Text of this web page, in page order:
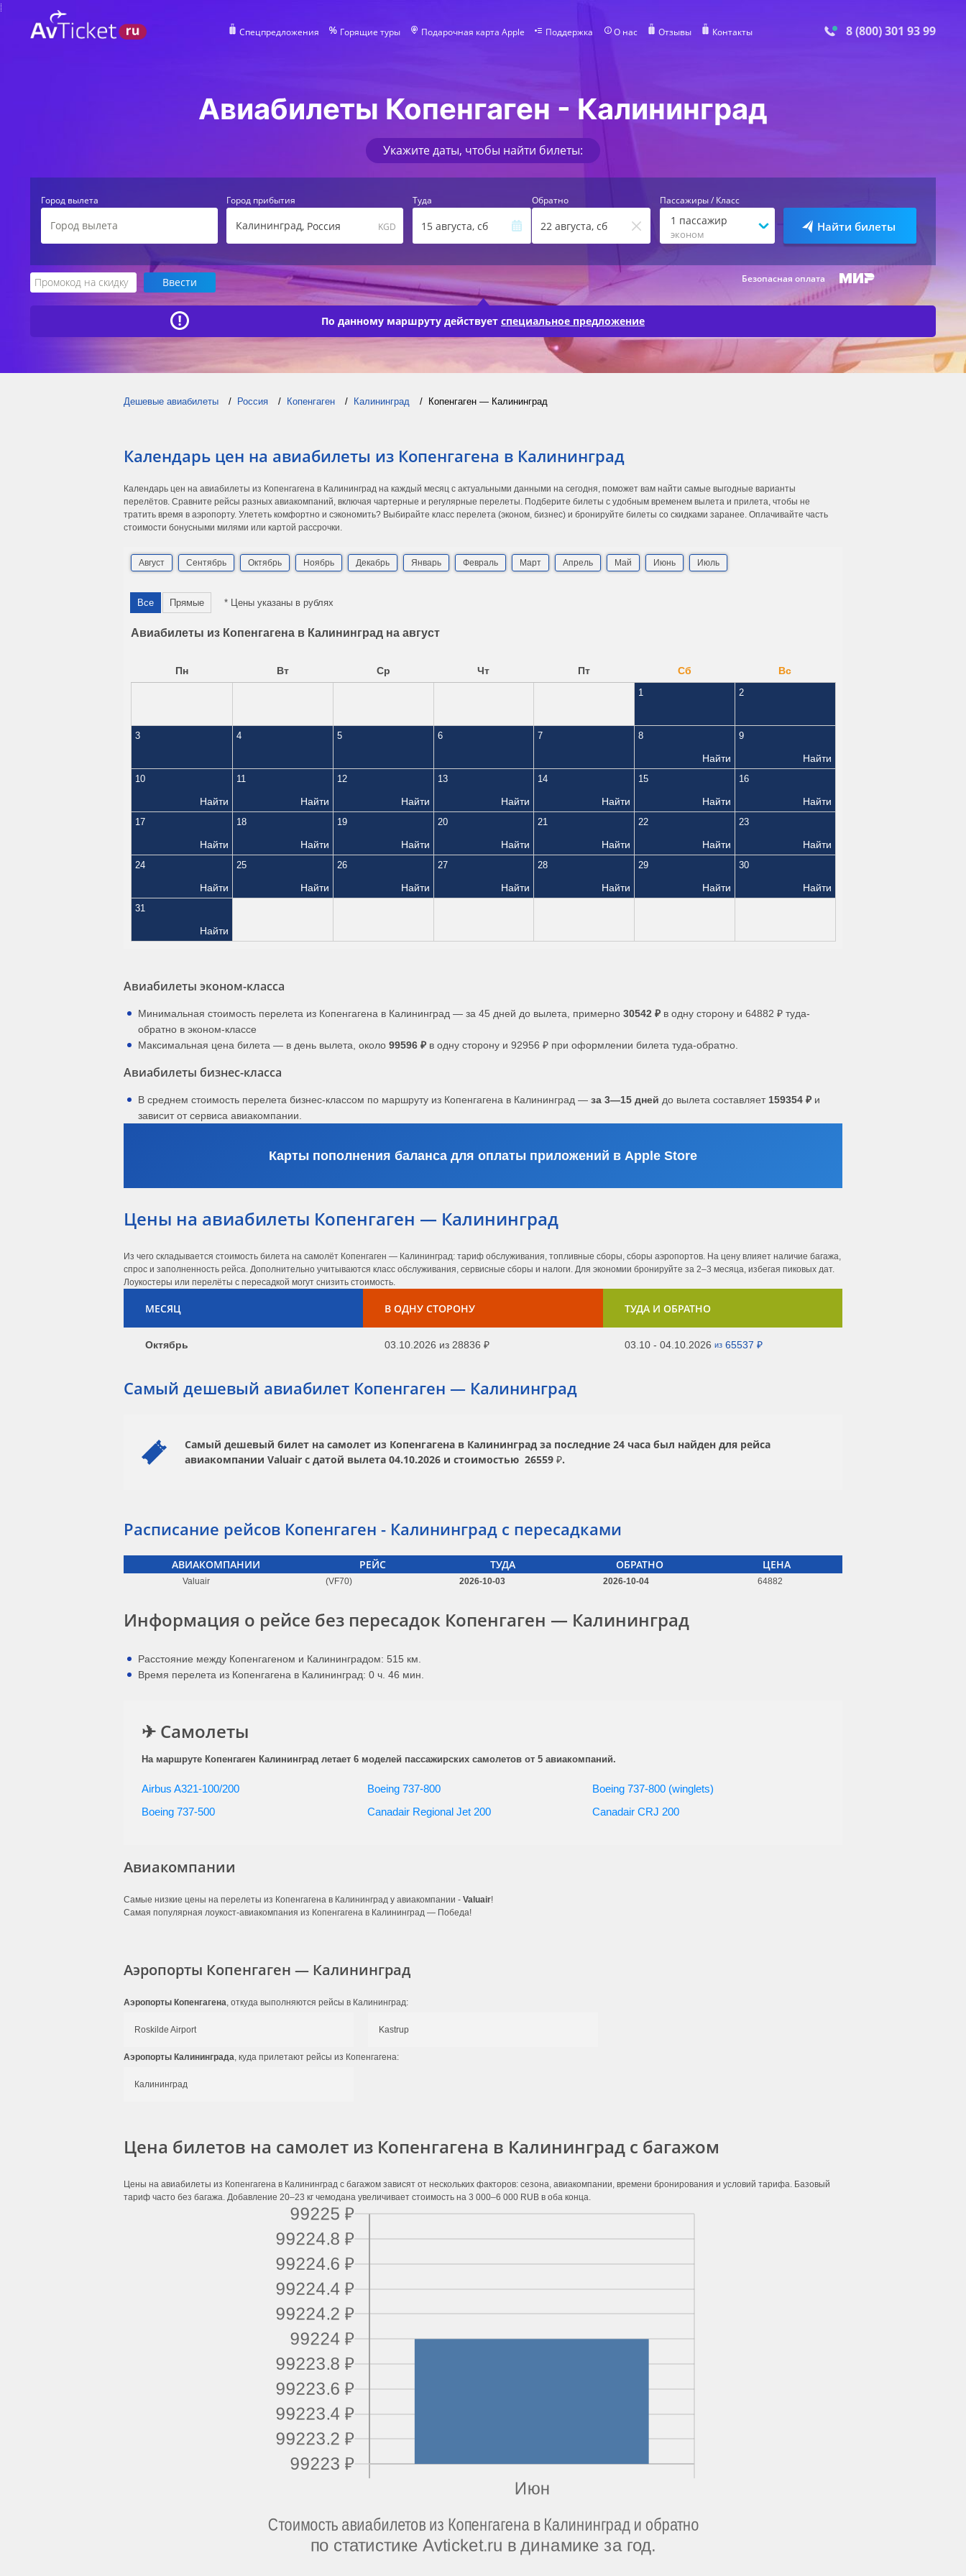
Спецпредложения Горящие туры Подарочная карта Apple Поддержка О нас Отзывы Контакты 8 (800) 301 93 99
Авиабилеты Копенгаген - Калининград
Укажите даты, чтобы найти билеты:
Город вылета Город прибытия
Калининград, Россия KGD
Туда
15 августа, сб
Обратно
22 августа, сб
Пассажиры / Класс
1 пассажир
эконом
Найти билеты
Безопасная оплата
По данному маршруту действует специальное предложение
Дешевые авиабилеты Россия Копенгаген Калининград Копенгаген — Калининград
Календарь цен на авиабилеты из Копенгагена в Калининград
Календарь цен на авиабилеты из Копенгагена в Калининград на каждый месяц с актуальными данными на сегодня, поможет вам найти самые выгодные варианты
перелётов. Сравните рейсы разных авиакомпаний, включая чартерные и регулярные перелеты. Подберите билеты с удобным временем вылета и прилета, чтобы не
тратить время в аэропорту. Улететь комфортно и сэкономить? Выбирайте класс перелета (эконом, бизнес) и бронируйте билеты со скидками заранее. Оплачивайте часть
стоимости бонусными милями или картой рассрочки.
Август Сентябрь Октябрь Ноябрь Декабрь Январь Февраль Март Апрель Май Июнь Июль
Все Прямые * Цены указаны в рублях
Авиабилеты из Копенгагена в Калининград на август
Пн Вт Ср Чт Пт Сб Вс
1 2
3 4 5 6 7 8
Найти
9
Найти
10
Найти
11
Найти
12
Найти
13
Найти
14
Найти
15
Найти
16
Найти
17
Найти
18
Найти
19
Найти
20
Найти
21
Найти
22
Найти
23
Найти
24
Найти
25
Найти
26
Найти
27
Найти
28
Найти
29
Найти
30
Найти
31
Найти
Авиабилеты эконом-класса
Минимальная стоимость перелета из Копенгагена в Калининград — за 45 дней до вылета, примерно 30542 ₽ в одну сторону и 64882 ₽ туда-
обратно в эконом-классе
Максимальная цена билета — в день вылета, около 99596 ₽ в одну сторону и 92956 ₽ при оформлении билета туда-обратно.
Авиабилеты бизнес-класса
В среднем стоимость перелета бизнес-классом по маршруту из Копенгагена в Калининград — за 3—15 дней до вылета составляет 159354 ₽ и
зависит от сервиса авиакомпании.
Карты пополнения баланса для оплаты приложений в Apple Store
Цены на авиабилеты Копенгаген — Калининград
Из чего складывается стоимость билета на самолёт Копенгаген — Калининград: тариф обслуживания, топливные сборы, сборы аэропортов. На цену влияет наличие багажа,
спрос и заполненность рейса. Дополнительно учитываются класс обслуживания, сервисные сборы и налоги. Для экономии бронируйте за 2–3 месяца, избегая пиковых дат.
Лоукостеры или перелёты с пересадкой могут снизить стоимость.
МЕСЯЦ В ОДНУ СТОРОНУ ТУДА И ОБРАТНО
Октябрь 03.10.2026 из 28836 ₽ 03.10 - 04.10.2026 из 65537 ₽
Самый дешевый авиабилет Копенгаген — Калининград
Самый дешевый билет на самолет из Копенгагена в Калининград за последние 24 часа был найден для рейса
авиакомпании Valuair с датой вылета 04.10.2026 и стоимостью 26559 ₽.
Расписание рейсов Копенгаген - Калининград с пересадками
АВИАКОМПАНИИ РЕЙС ТУДА ОБРАТНО ЦЕНА
Valuair (VF70) 2026-10-03 2026-10-04 64882
Информация о рейсе без пересадок Копенгаген — Калининград
Расстояние между Копенгагеном и Калининградом: 515 км.
Время перелета из Копенгагена в Калининград: 0 ч. 46 мин.
✈ Самолеты
На маршруте Копенгаген Калининград летает 6 моделей пассажирских самолетов от 5 авиакомпаний.
Airbus A321-100/200 Boeing 737-800
Boeing 737-800 (winglets)
Boeing 737-500
Canadair Regional Jet 200 Canadair CRJ 200
Авиакомпании
Самые низкие цены на перелеты из Копенгагена в Калининград у авиакомпании - Valuair!
Самая популярная лоукост-авиакомпания из Копенгагена в Калининград — Победа!
Аэропорты Копенгаген — Калининград
Аэропорты Копенгагена, откуда выполняются рейсы в Калининград:
Roskilde Airport Kastrup
Аэропорты Калининграда, куда прилетают рейсы из Копенгагена:
Калининград
Цена билетов на самолет из Копенгагена в Калининград с багажом
Цены на авиабилеты из Копенгагена в Калининград с багажом зависят от нескольких факторов: сезона, авиакомпании, времени бронирования и условий тарифа. Базовый
тариф часто без багажа. Добавление 20–23 кг чемодана увеличивает стоимость на 3 000–6 000 RUB в оба конца.